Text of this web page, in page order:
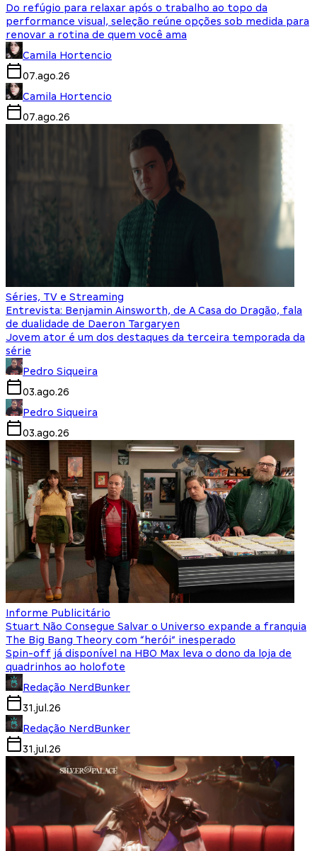
Do refúgio para relaxar após o trabalho ao topo da
performance visual, seleção reúne opções sob medida para
renovar a rotina de quem você ama
Camila Hortencio
07.ago.26
Camila Hortencio
07.ago.26
Séries, TV e Streaming
Entrevista: Benjamin Ainsworth, de A Casa do Dragão, fala
de dualidade de Daeron Targaryen
Jovem ator é um dos destaques da terceira temporada da
série
Pedro Siqueira
03.ago.26
Pedro Siqueira
03.ago.26
Informe Publicitário
Stuart Não Consegue Salvar o Universo expande a franquia
The Big Bang Theory com “herói” inesperado
Spin-off já disponível na HBO Max leva o dono da loja de
quadrinhos ao holofote
Redação NerdBunker
31.jul.26
Redação NerdBunker
31.jul.26